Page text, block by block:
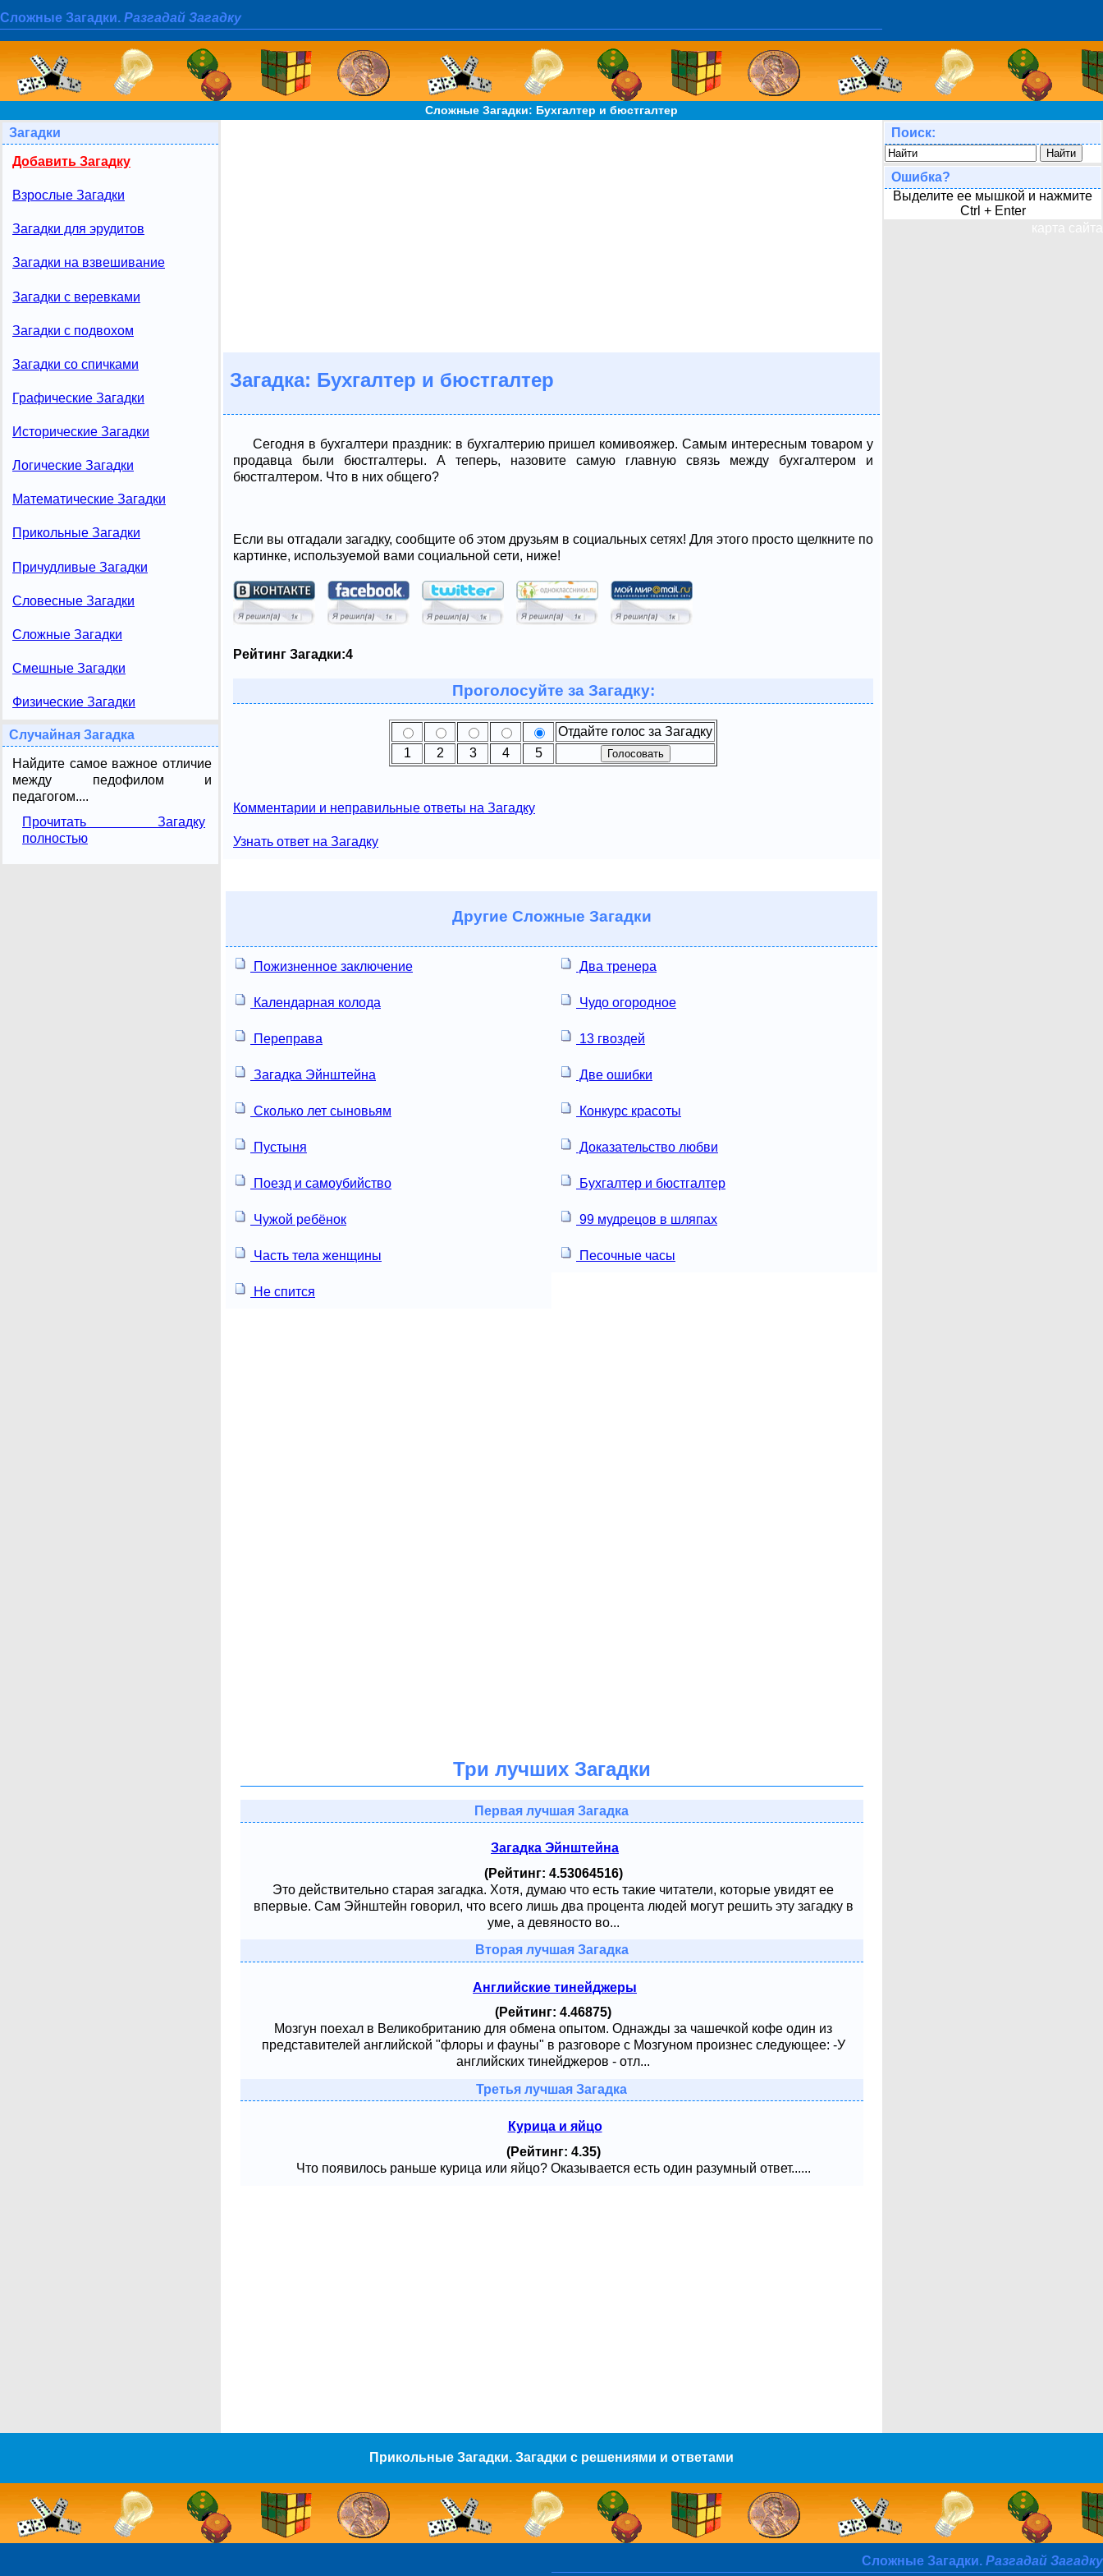
Сложные Загадки. Разгадай Загадку
Сложные Загадки: Бухгалтер и бюстгалтер
Загадки
Добавить Загадку
Взрослые Загадки
Загадки для эрудитов
Загадки на взвешивание
Загадки с веревками
Загадки с подвохом
Загадки со спичками
Графические Загадки
Исторические Загадки
Логические Загадки
Математические Загадки
Прикольные Загадки
Причудливые Загадки
Словесные Загадки
Сложные Загадки
Смешные Загадки
Физические Загадки
Случайная Загадка
Найдите самое важное отличие
между педофилом и
педагогом....
Прочитать Загадку
полностью
Загадка: Бухгалтер и бюстгалтер
Сегодня в бухгалтери праздник: в бухгалтерию пришел комивояжер. Самым интересным товаром у
продавца были бюстгалтеры. А теперь, назовите самую главную связь между бухгалтером и
бюстгалтером. Что в них общего?
Если вы отгадали загадку, сообщите об этом друзьям в социальных сетях! Для этого просто щелкните по
картинке, используемой вами социальной сети, ниже!
Рейтинг Загадки:4
Проголосуйте за Загадку:
Отдайте голос за Загадку
1
2 3 4 5
Комментарии и неправильные ответы на Загадку
Узнать ответ на Загадку
Другие Сложные Загадки
Пожизненное заключение Два тренера
Календарная колода Чудо огородное
Переправа 13 гвоздей
Загадка Эйнштейна Две ошибки
Сколько лет сыновьям Конкурс красоты
Пустыня Доказательство любви
Поезд и самоубийство Бухгалтер и бюстгалтер
Чужой ребёнок 99 мудрецов в шляпах
Часть тела женщины Песочные часы
Не спится
Три лучших Загадки
Первая лучшая Загадка
Загадка Эйнштейна
(Рейтинг: 4.53064516)
Это действительно старая загадка. Хотя, думаю что есть такие читатели, которые увидят ее
впервые. Сам Эйнштейн говорил, что всего лишь два процента людей могут решить эту загадку в
уме, а девяносто во...
Вторая лучшая Загадка
Английские тинейджеры
(Рейтинг: 4.46875)
Мозгун поехал в Великобританию для обмена опытом. Однажды за чашечкой кофе один из
представителей английской "флоры и фауны" в разговоре с Мозгуном произнес следующее: -У
английских тинейджеров - отл...
Третья лучшая Загадка
Курица и яйцо
(Рейтинг: 4.35)
Что появилось раньше курица или яйцо? Оказывается есть один разумный ответ......
Поиск:
Ошибка?
Выделите ее мышкой и нажмите
Ctrl + Enter
Прикольные Загадки. Загадки с решениями и ответами
Сложные Загадки. Разгадай Загадку